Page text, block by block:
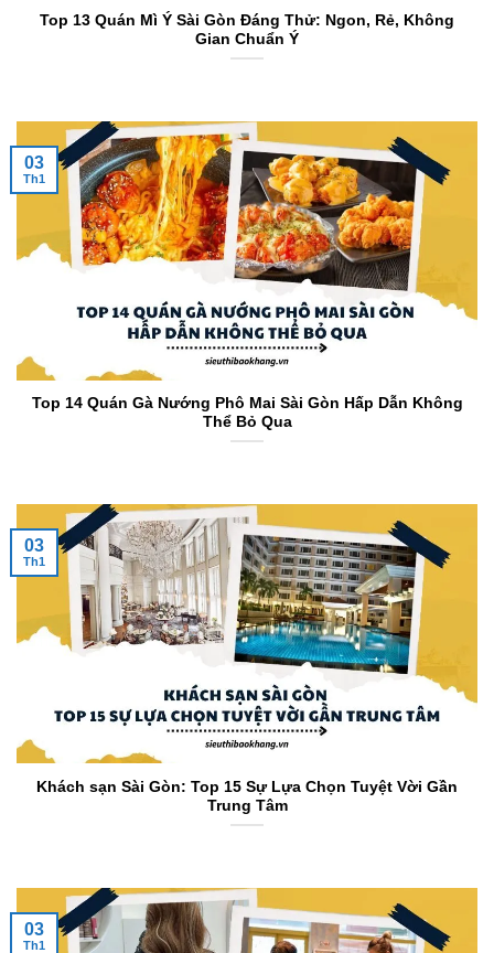
Top 13 Quán Mì Ý Sài Gòn Đáng Thử: Ngon, Rẻ, Không
Gian Chuẩn Ý
Top 14 Quán Gà Nướng Phô Mai Sài Gòn Hấp Dẫn Không
Thể Bỏ Qua
03
Th1
Khách sạn Sài Gòn: Top 15 Sự Lựa Chọn Tuyệt Vời Gần
Trung Tâm
03
Th1
03
Th1